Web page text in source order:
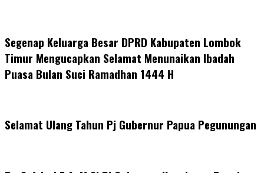
Segenap Keluarga Besar DPRD Kabupaten Lombok
Timur Mengucapkan Selamat Menunaikan Ibadah
Puasa Bulan Suci Ramadhan 1444 H
Selamat Ulang Tahun Pj Gubernur Papua Pegunungan